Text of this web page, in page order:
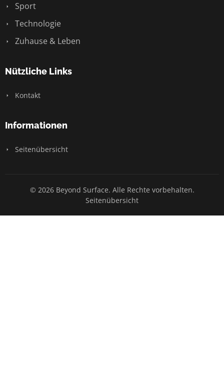
Sport
Technologie
Zuhause & Leben
Nützliche Links
Kontakt
Informationen
Seitenübersicht
© 2026 Beyond Surface. Alle Rechte vorbehalten.
Seitenübersicht